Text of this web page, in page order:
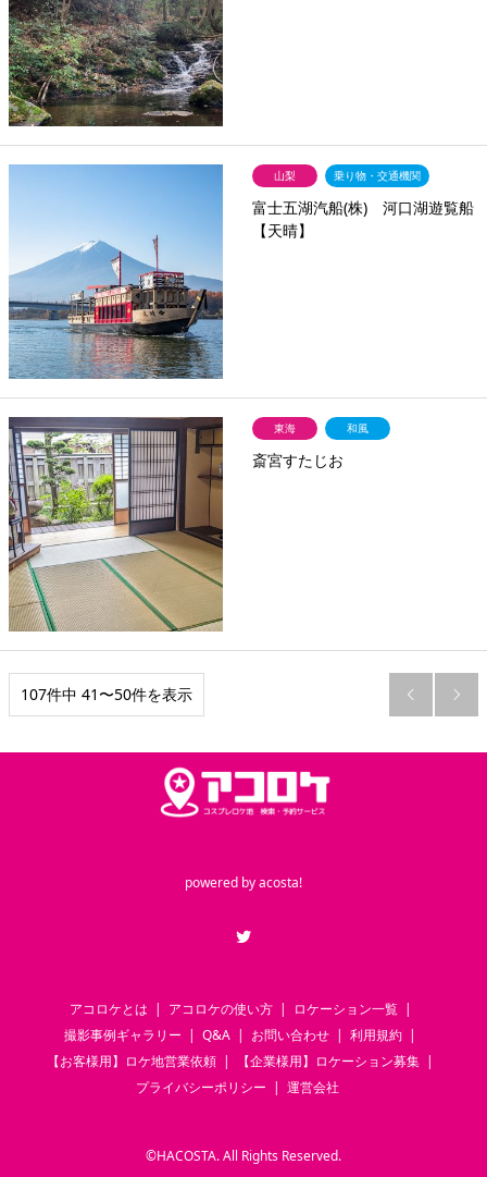
山梨 乗り物・交通機関
富士五湖汽船(株) 河口湖遊覧船
【天晴】
東海 和風
斎宮すたじお
107件中 41〜50件を表示  
powered byacosta!
アコロケとは アコロケの使い方
ロケーション一覧
撮影事例ギャラリー
Q&A お問い合わせ
利用規約
【お客様用】ロケ地営業依頼
【企業様用】ロケーション募集
プライバシーポリシー
運営会社
©HACOSTA. All Rights Reserved.